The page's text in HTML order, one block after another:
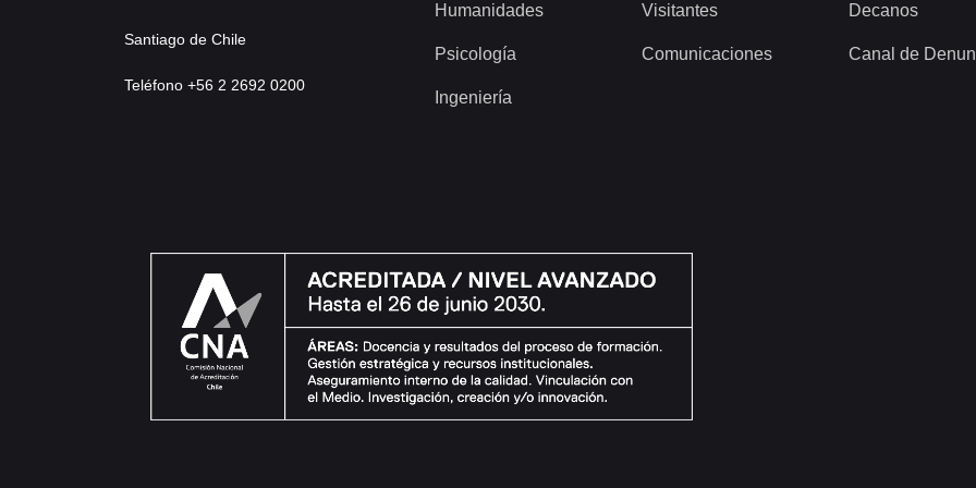
Santiago de Chile
Teléfono +56 2 2692 0200
Humanidades
Psicología
Ingeniería
Visitantes
Comunicaciones
Decanos
Canal de